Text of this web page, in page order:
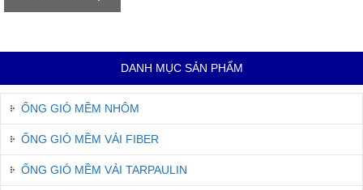
DANH MỤC SẢN PHẨM
ỐNG GIÓ MỀM NHÔM
ỐNG GIÓ MỀM VẢI FIBER
ỐNG GIÓ MỀM VẢI TARPAULIN